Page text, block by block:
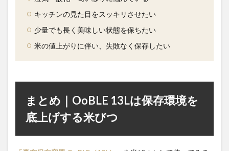
キッチンの見た目をスッキリさせたい
少量でも長く美味しい状態を保ちたい
米の値上がりに伴い、失敗なく保存したい
まとめ｜OoBLE 13Lは保存環境を
底上げする米びつ